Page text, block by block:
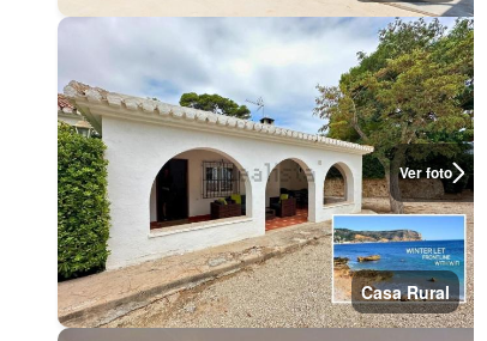
Ver foto
Casa Rural